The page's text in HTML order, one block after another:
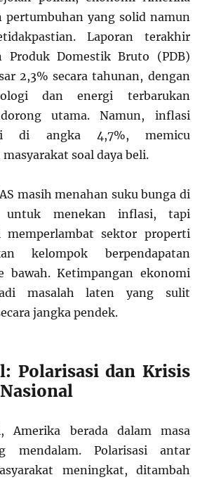
pertumbuhan yang solid namun
Laporan terakhir
Produk Domestik Bruto (PDB)
2,3% secara tahunan, dengan
dan energi terbarukan
utama. Namun, inflasi
di angka 4,7%, memicu
soal daya beli.
masih menahan suku bunga di
menekan inflasi, tapi
memperlambat sektor properti
kelompok berpendapatan
bawah. Ketimpangan ekonomi
masalah laten yang sulit
jangka pendek.
Polarisasi dan Krisis
Amerika berada dalam masa
mendalam. Polarisasi antar
meningkat, ditambah